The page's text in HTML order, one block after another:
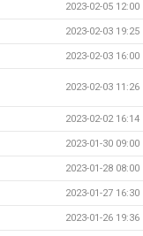
2023-02-05 12:00
2023-02-03 19:25
2023-02-03 16:00
2023-02-03 11:26
2023-02-02 16:14
2023-01-30 09:00
2023-01-28 08:00
2023-01-27 16:30
2023-01-26 19:36